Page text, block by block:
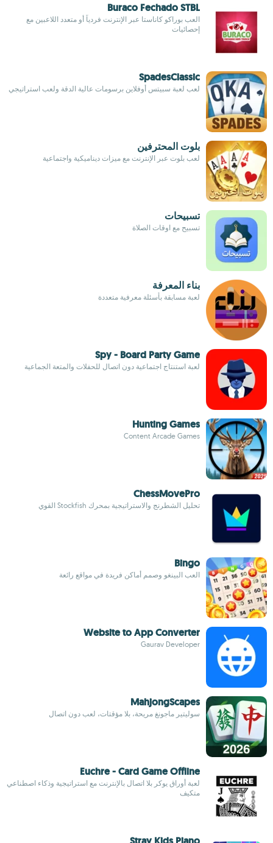
Buraco Fechado STBL
العب بوراكو كاناستا عبر الإنترنت فردياً أو متعدد اللاعبين مع
إحصائيات
SpadesClassic
لعب لعبة سبيتس أوفلاين برسومات عالية الدقة ولعب استراتيجي
بلوت المحترفين
لعب بلوت عبر الإنترنت مع ميزات ديناميكية واجتماعية
تسبيحات
تسبيح مع اوقات الصلاة
بناء المعرفة
لعبة مسابقة بأسئلة معرفية متعددة
Spy - Board Party Game
لعبة استنتاج اجتماعية دون اتصال للحفلات والمتعة الجماعية
Hunting Games
Content Arcade Games
ChessMovePro
تحليل الشطرنج والاستراتيجية بمحرك Stockfish القوي
Bingo
العب البينغو وصمم أماكن فريدة في مواقع رائعة
Website to App Converter
Gaurav Developer
MahjongScapes
سوليتير ماجونغ مريحة، بلا مؤقتات، لعب دون اتصال
Euchre - Card Game Offline
لعبة أوراق يوكر بلا اتصال بالإنترنت مع استراتيجية وذكاء اصطناعي
متكيف